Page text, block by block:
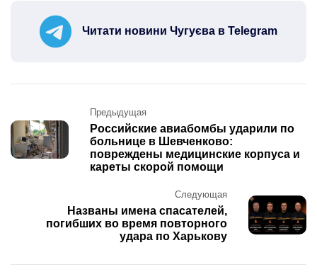
Читати новини Чугуєва в Telegram
navigation
Предыдущая
Российские авиабомбы ударили по
больнице в Шевченково:
повреждены медицинские корпуса и
кареты скорой помощи
Следующая
Названы имена спасателей,
погибших во время повторного
удара по Харькову